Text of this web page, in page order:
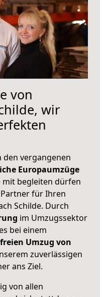
von
wir
vergangenen
Europaumzüge
mit begleiten dürfen
für Ihren
Schilde. Durch
im Umzugssektor
bei einem
Umzug von
zuverlässigen
ans Ziel.
von allen